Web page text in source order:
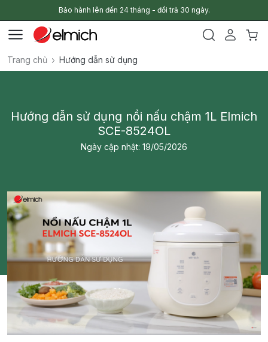
Bảo hành lên đến 24 tháng - đổi trả 30 ngày.
Trang chủ Hướng dẫn sử dụng
Hướng dẫn sử dụng nồi nấu chậm 1L Elmich
SCE-8524OL
Ngày cập nhật: 19/05/2026